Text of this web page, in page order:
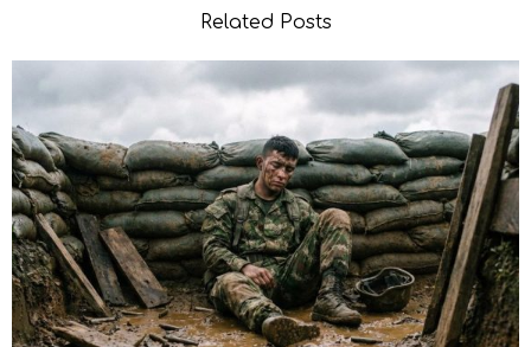
Related Posts